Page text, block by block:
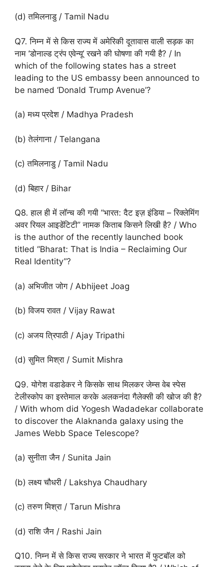
(d) तमिलनाडु / Tamil Nadu
Q7. निम्न में से किस राज्य में अमेरिकी दूतावास वाली सड़क का
नाम ‘डोनाल्ड ट्रंप एवेन्यू’ रखने की घोषणा की गयी है? / In
which of the following states has a street
leading to the US embassy been announced to
be named ‘Donald Trump Avenue’?
(a) मध्य प्रदेश / Madhya Pradesh
(b) तेलंगाना / Telangana
(c) तमिलनाडु / Tamil Nadu
(d) बिहार / Bihar
Q8. हाल ही में लॉन्च की गयी “भारत: दैट इज़ इंडिया – रिक्लेमिंग
अवर रियल आइडेंटिटी” नामक किताब किसने लिखी है? / Who
is the author of the recently launched book
titled “Bharat: That is India – Reclaiming Our
Real Identity”?
(a) अभिजीत जोग / Abhijeet Joag
(b) विजय रावत / Vijay Rawat
(c) अजय त्रिपाठी / Ajay Tripathi
(d) सुमित मिश्रा / Sumit Mishra
Q9. योगेश वडाडेकर ने किसके साथ मिलकर जेम्स वेब स्पेस
टेलीस्कोप का इस्तेमाल करके अलकनंदा गैलेक्सी की खोज की है?
/ With whom did Yogesh Wadadekar collaborate
to discover the Alaknanda galaxy using the
James Webb Space Telescope?
(a) सुनीता जैन / Sunita Jain
(b) लक्ष्य चौधरी / Lakshya Chaudhary
(c) तरुण मिश्रा / Tarun Mishra
(d) राशि जैन / Rashi Jain
Q10. निम्न में से किस राज्य सरकार ने भारत में फुटबॉल को